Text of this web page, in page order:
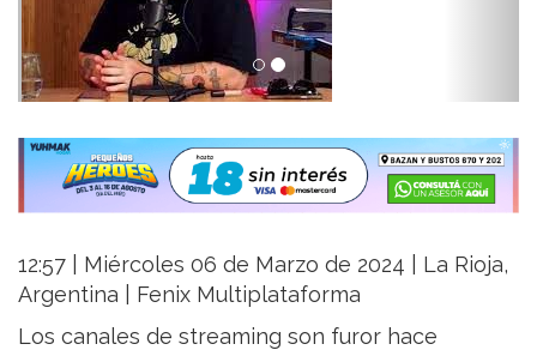
12:57 | Miércoles 06 de Marzo de 2024 | La Rioja,
Argentina | Fenix Multiplataforma
Los canales de streaming son furor hace